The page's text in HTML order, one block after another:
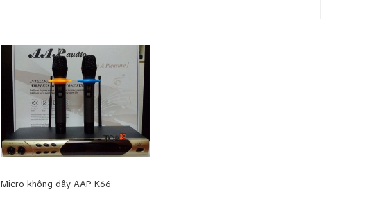
Micro không dây AAP K66